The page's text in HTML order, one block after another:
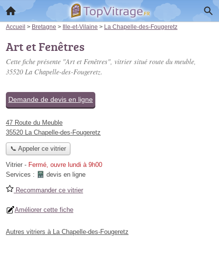
Accueil > Bretagne > Ille-et-Vilaine > La Chapelle-des-Fougeretz
Art et Fenêtres
Cette fiche présente "Art et Fenêtres", vitrier situé route du meuble,
35520 La Chapelle-des-Fougeretz.
Demande de devis en ligne
47 Route du Meuble
35520 La Chapelle-des-Fougeretz
📞 Appeler ce vitrier
Vitrier - Fermé, ouvre lundi à 9h00
Services :
devis en ligne
Recommander ce vitrier
Améliorer cette fiche
Autres vitriers à La Chapelle-des-Fougeretz